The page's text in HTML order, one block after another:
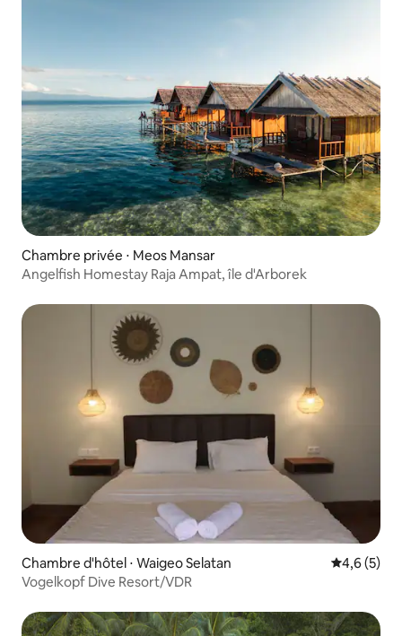
Chambre privée ⋅ Meos Mansar
Angelfish Homestay Raja Ampat, île d'Arborek
Chambre d'hôtel ⋅ Waigeo Selatan Évaluation
4,6 (5)
Vogelkopf Dive Resort/VDR